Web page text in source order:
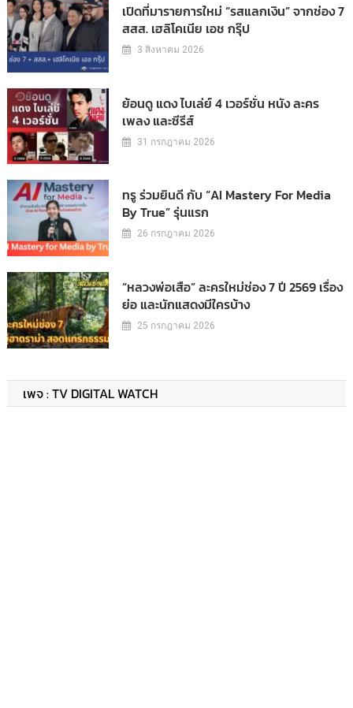
เปิดที่มารายการใหม่ “รสแลกเงิน” จากช่อง 7
สสส. เฮลิโคเนีย เอช กรุ๊ป
3 สิงหาคม 2026
ย้อนดู แดง ไบเล่ย์ 4 เวอร์ชั่น หนัง ละคร
เพลง และซีรีส์
31 กรกฎาคม 2026
ทรู ร่วมยินดี กับ “AI Mastery For Media
By True” รุ่นแรก
26 กรกฎาคม 2026
“หลวงพ่อเสือ” ละครใหม่ช่อง 7 ปี 2569 เรื่อง
ย่อ และนักแสดงมีใครบ้าง
25 กรกฎาคม 2026
เพจ : TV DIGITAL WATCH